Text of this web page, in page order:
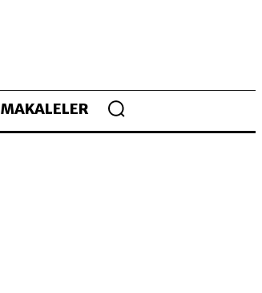
MAKALELER